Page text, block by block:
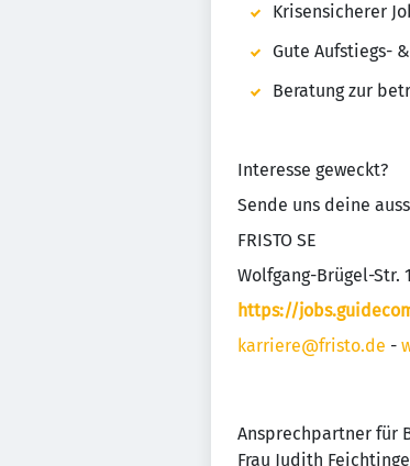
Krisensicherer
Gute Aufstiegs-
Beratung zur
Interesse geweckt?
Sende uns deine
FRISTO SE
Wolfgang-Brügel-Str.
https://
karriere@fristo.de -
Ansprechpartner für
Frau Judith